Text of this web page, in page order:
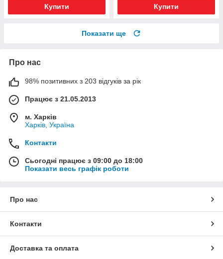
Купити Купити
Показати ще
Про нас
98% позитивних з 203 відгуків за рік
Працює з 21.05.2013
м. Харків
Харків, Україна
Контакти
Сьогодні працює з 09:00 до 18:00
Показати весь графік роботи
Про нас
Контакти
Доставка та оплата